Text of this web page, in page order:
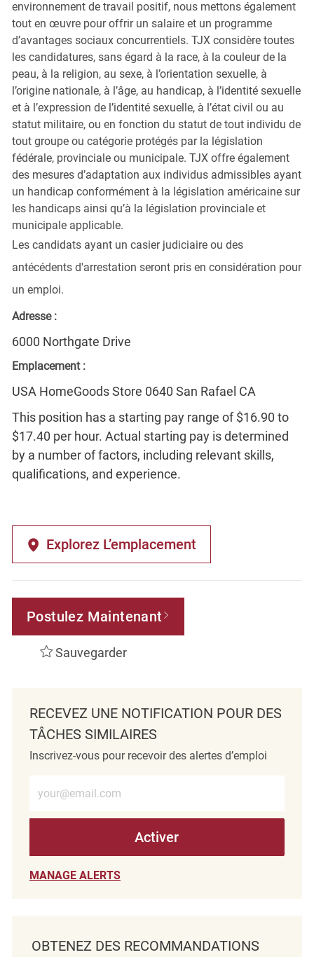
environnement de travail positif, nous mettons également
tout en œuvre pour offrir un salaire et un programme
d’avantages sociaux concurrentiels. TJX considère toutes
les candidatures, sans égard à la race, à la couleur de la
peau, à la religion, au sexe, à l’orientation sexuelle, à
l’origine nationale, à l’âge, au handicap, à l’identité sexuelle
et à l’expression de l’identité sexuelle, à l’état civil ou au
statut militaire, ou en fonction du statut de tout individu de
tout groupe ou catégorie protégés par la législation
fédérale, provinciale ou municipale. TJX offre également
des mesures d’adaptation aux individus admissibles ayant
un handicap conformément à la législation américaine sur
les handicaps ainsi qu’à la législation provinciale et
municipale applicable.
Les candidats ayant un casier judiciaire ou des
antécédents d'arrestation seront pris en considération pour
un emploi.
Adresse :
6000 Northgate Drive
Emplacement :
USA HomeGoods Store 0640 San Rafael CA
This position has a starting pay range of $16.90 to
$17.40 per hour. Actual starting pay is determined
by a number of factors, including relevant skills,
qualifications, and experience.
Explorez L’emplacement
Postulez Maintenant
Sauvegarder
RECEVEZ UNE NOTIFICATION POUR DES
TÂCHES SIMILAIRES
Inscrivez-vous pour recevoir des alertes d’emploi
Activer
MANAGE ALERTS
OBTENEZ DES RECOMMANDATIONS